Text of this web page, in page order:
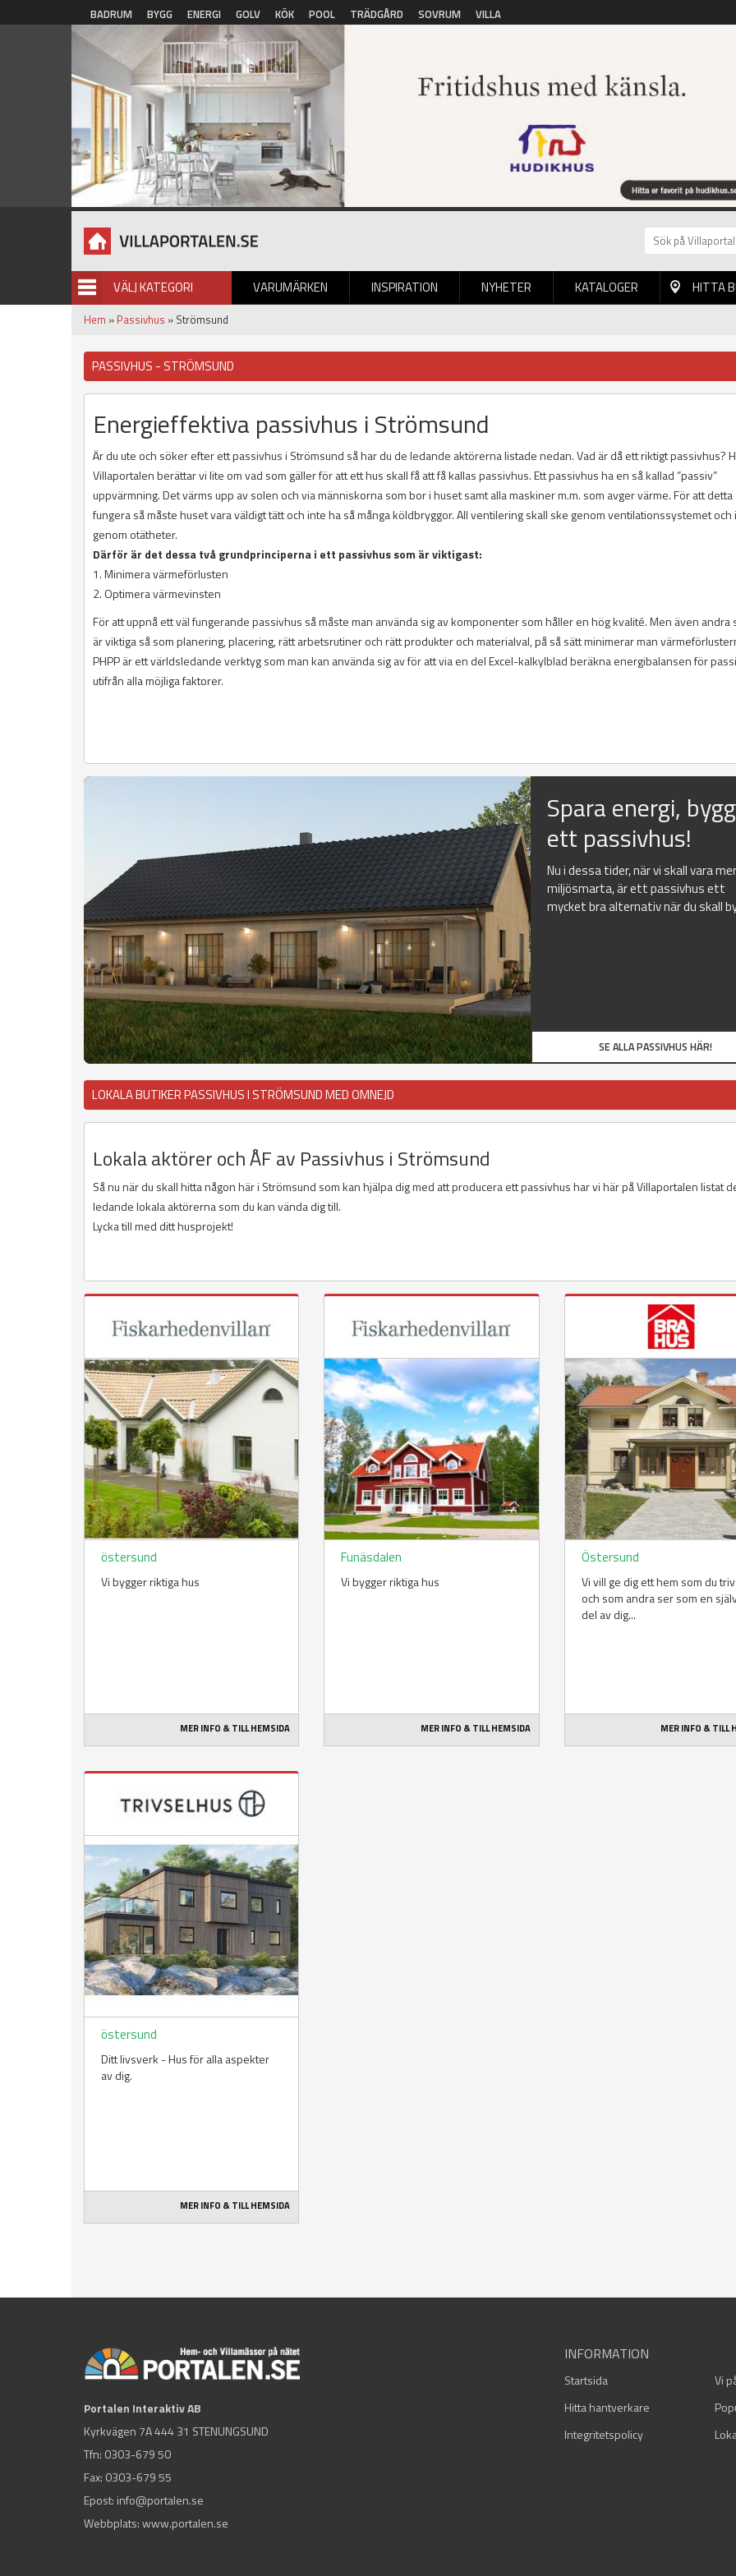
Hoppa till huvudinnehåll
BADRUM BYGG ENERGI GOLV KÖK POOL TRÄDGÅRD SOVRUM VILLA
VÄLJ KATEGORI VARUMÄRKEN INSPIRATION NYHETER
BILDGALLERI KATALOGER HITTA
Hem » Passivhus » Strömsund
PASSIVHUS - STRÖMSUND
Energieffektiva passivhus i Strömsund
Är du ute och söker efter ett passivhus i Strömsund så har du de ledande aktörerna listade nedan. Vad är då ett riktigt passivhus?
Villaportalen berättar vi lite om vad som gäller för att ett hus skall få att få kallas passivhus. Ett passivhus ha en så kallad ”passiv”
uppvärmning. Det värms upp av solen och via människorna som bor i huset samt alla maskiner m.m. som avger värme. För att detta
fungera så måste huset vara väldigt tätt och inte ha så många köldbryggor. All ventilering skall ske genom ventilationssystemet och
genom otätheter.
Därför är det dessa två grundprinciperna i ett passivhus som är viktigast:
1. Minimera värmeförlusten
2. Optimera värmevinsten
För att uppnå ett väl fungerande passivhus så måste man använda sig av komponenter som håller en hög kvalité. Men även andra
är viktiga så som planering, placering, rätt arbetsrutiner och rätt produkter och materialval, på så sätt minimerar man
PHPP är ett världsledande verktyg som man kan använda sig av för att via en del Excel-kalkylblad beräkna energibalansen för
utifrån alla möjliga faktorer.
Spara energi, bygg
ett passivhus!
Nu i dessa tider, när vi skall vara
miljösmarta, är ett passivhus ett
mycket bra alternativ när du skall
SE ALLA PASSIVHUS HÄR!
LOKALA BUTIKER PASSIVHUS I STRÖMSUND MED OMNEJD
Lokala aktörer och ÅF av Passivhus i Strömsund
Så nu när du skall hitta någon här i Strömsund som kan hjälpa dig med att producera ett passivhus har vi här på Villaportalen listat
ledande lokala aktörerna som du kan vända dig till.
Lycka till med ditt husprojekt!
östersund
Vi bygger riktiga hus
MER INFO & TILL HEMSIDA
Funäsdalen
Vi bygger riktiga hus
MER INFO & TILL HEMSIDA
Östersund
Vi vill ge dig ett hem som du
och som andra ser som en
del av dig...
MER INFO & TILL
östersund
Ditt livsverk - Hus för alla aspekter
av dig.
MER INFO & TILL HEMSIDA
Portalen Interaktiv AB
Kyrkvägen 7A 444 31 STENUNGSUND
Tfn: 0303-679 50
Fax: 0303-679 55
Epost: info@portalen.se
Webbplats: www.portalen.se
INFORMATION
Startsida
Vi
Hitta hantverkare
Integritetspolicy